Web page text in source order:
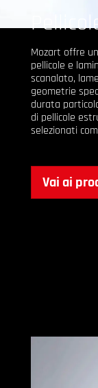
Mozart offre
pellicole e
scanalato,
geometrie
durata
di pellicole
selezionati
Vai ai